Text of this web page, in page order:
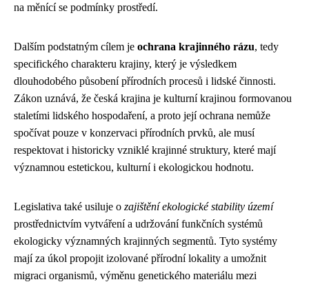
na měnící se podmínky prostředí.
Dalším podstatným cílem je ochrana krajinného rázu, tedy
specifického charakteru krajiny, který je výsledkem
dlouhodobého působení přírodních procesů i lidské činnosti.
Zákon uznává, že česká krajina je kulturní krajinou formovanou
staletími lidského hospodaření, a proto její ochrana nemůže
spočívat pouze v konzervaci přírodních prvků, ale musí
respektovat i historicky vzniklé krajinné struktury, které mají
významnou estetickou, kulturní i ekologickou hodnotu.
Legislativa také usiluje o zajištění ekologické stability území
prostřednictvím vytváření a udržování funkčních systémů
ekologicky významných krajinných segmentů. Tyto systémy
mají za úkol propojit izolované přírodní lokality a umožnit
migraci organismů, výměnu genetického materiálu mezi